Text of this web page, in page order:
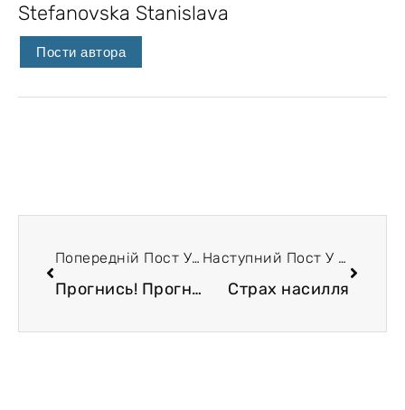
Stefanovska Stanislava
Пости автора
Попередній Пост У Блозі
Прогнись! Прогнись, кажу!
Наступний Пост У Блозі
Страх насилля